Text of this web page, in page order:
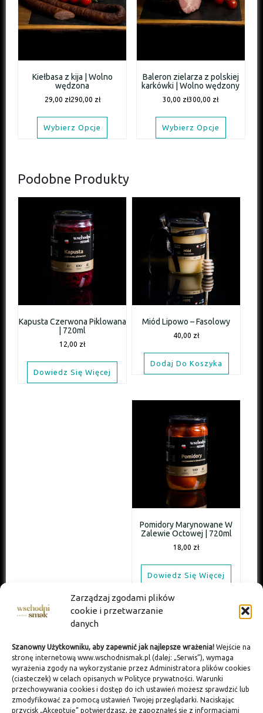
Zarządzaj zgodami plików
cookie i przetwarzanie
danych
Szanowny Użytkowniku, aby zapewnić jak najlepsze wrażenia! Wejście na
stronę internetową www.wschodnismak.pl (dalej: „Serwis”), wymaga
wyrażenia zgody na wykorzystanie przez Administratora plików cookies
(ciasteczek) w celach opisanych w Polityce prywatności. Warunki
przechowywania cookies i dostęp do ich ustawień możesz sprawdzić lub
zmodyfikować za pomocą ustawień Twojej przeglądarki. Naciskając
przycisk „Akceptuję” potwierdzasz, że zapoznałeś się z informacjami
Kiełbasa z kija | Wolno
wędzona
29,00 zł290,00 zł
Wybierz Opcje
Baleron zielarza z polskiej
karkówki | Wolno wędzony
30,00 zł300,00 zł
Wybierz Opcje
Podobne Produkty
Kapusta Czerwona Piklowana
| 720ml
12,00 zł
Dowiedz Się Więcej
Miód Lipowo – Fasolowy
40,00 zł
Dodaj Do Koszyka
Pomidory Marynowane W
Zalewie Octowej | 720ml
18,00 zł
Dowiedz Się Więcej